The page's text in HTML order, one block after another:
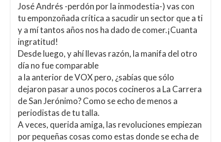
José Andrés -perdón por la inmodestia-) vas con
tu emponzoñada crítica a sacudir un sector que a ti
y a mí tantos años nos ha dado de comer.¡Cuanta
ingratitud!
Desde luego, y ahí llevas razón, la manifa del otro
día no fue comparable
a la anterior de VOX pero, ¿sabías que sólo
dejaron pasar a unos pocos cocineros a La Carrera
de San Jerónimo? Como se echo de menos a
periodistas de tu talla.
A veces, querida amiga, las revoluciones empiezan
por pequeñas cosas como estas donde se echa de